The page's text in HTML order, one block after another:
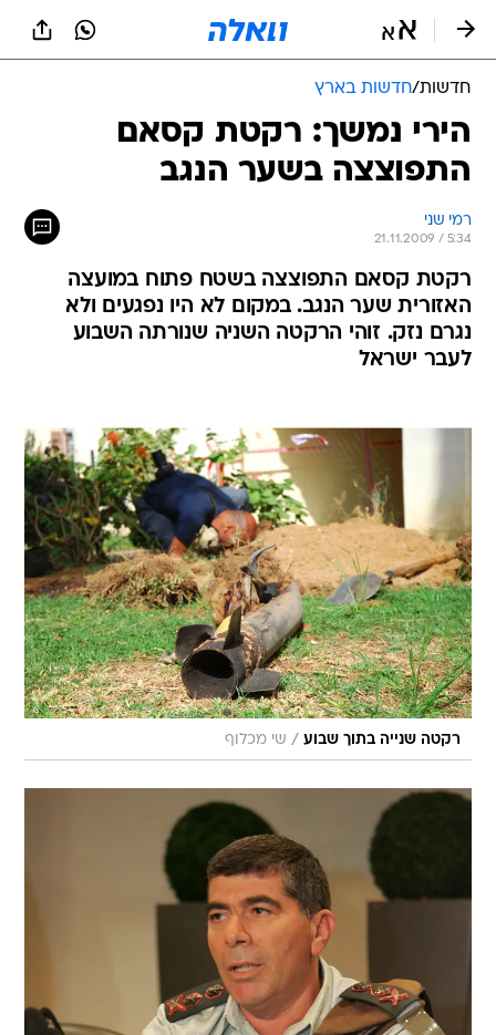
חדשות/חדשות בארץ
הירי נמשך: רקטת קסאם
התפוצצה בשער הנגב
רמי שני
21.11.2009 / 5:34
רקטת קסאם התפוצצה בשטח פתוח במועצה
האזורית שער הנגב. במקום לא היו נפגעים ולא
נגרם נזק. זוהי הרקטה השניה שנורתה השבוע
לעבר ישראל
רקטה שנייה בתוך שבוע / שי מכלוף